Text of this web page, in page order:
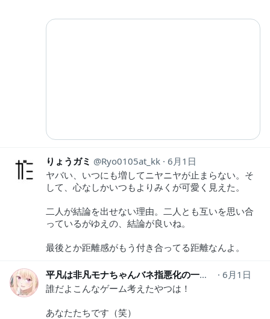
りょうガミ Ryo0105at_kk 6月1日
ヤバい、いつにも増してニヤニヤが止まらない。そ
して、心なしかいつもよりみくが可愛く見えた。
二人が結論を出せない理由。二人とも互いを思い合
っているがゆえの、結論が良いね。
最後とか距離感がもう付き合ってる距離なんよ。
平凡は非凡モナちゃんバネ指悪化の一途＠みっく師範
6月1日
誰だよこんなゲーム考えたやつは！
あなたたちです（笑）